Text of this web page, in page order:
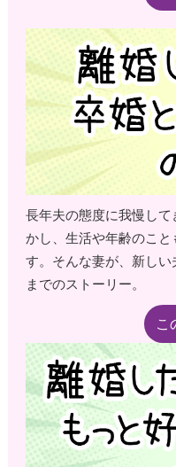
長年夫の態度に我慢し
かし、生活や年齢のこと
す。そんな妻が、新し
までのストーリー。
こ